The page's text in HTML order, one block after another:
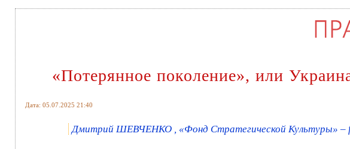
«Потерянное поколение», или
Дата: 05.07.2025 21:40
Дмитрий ШЕВЧЕНКО , «Фонд Стратегической Культуры» –